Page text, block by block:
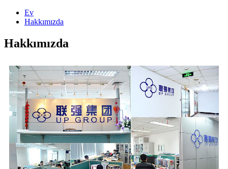
Ev
Hakkımızda
Hakkımızda